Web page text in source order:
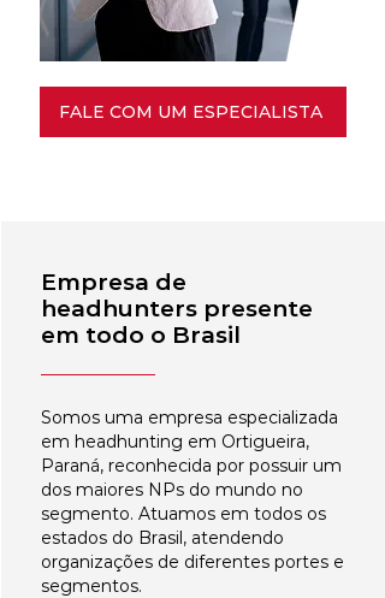
FALE COM UM ESPECIALISTA
Empresa de
headhunters presente
em todo o Brasil
Somos uma empresa especializada
em headhunting em Ortigueira,
Paraná, reconhecida por possuir um
dos maiores NPs do mundo no
segmento. Atuamos em todos os
estados do Brasil, atendendo
organizações de diferentes portes e
segmentos.